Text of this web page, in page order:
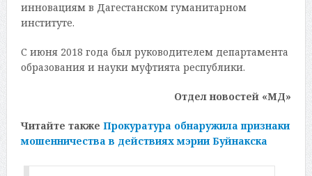
инновациям в Дагестанском гуманитарном
институте.
С июня 2018 года был руководителем департамента
образования и науки муфтията республики.
Отдел новостей «МД»
Читайте также Прокуратура обнаружила признаки
мошенничества в действиях мэрии Буйнакска